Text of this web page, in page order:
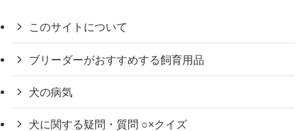
このサイトについて
ブリーダーがおすすめする飼育用品
犬の病気
犬に関する疑問・質問 ○×クイズ